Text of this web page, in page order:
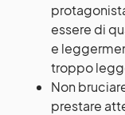
essere di
e
troppo
Non
prestare